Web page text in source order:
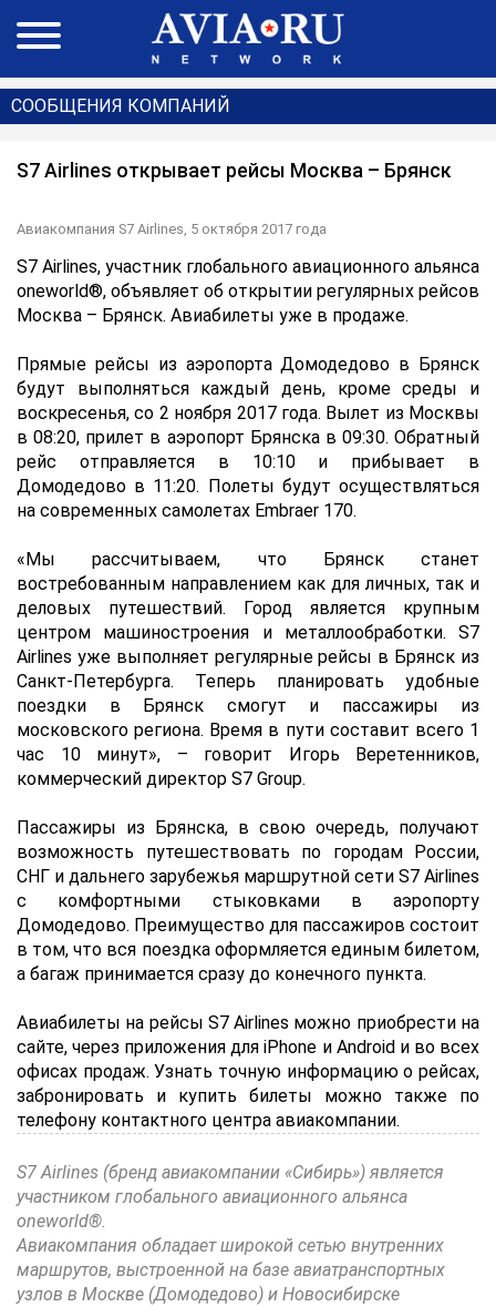
СООБЩЕНИЯ КОМПАНИЙ
S7 Airlines открывает рейсы Москва – Брянск
Авиакомпания S7 Airlines, 5 октября 2017 года
S7 Airlines, участник глобального авиационного альянса
oneworld®, объявляет об открытии регулярных рейсов
Москва – Брянск. Авиабилеты уже в продаже.
Прямые рейсы из аэропорта Домодедово в Брянск
будут выполняться каждый день, кроме среды и
воскресенья, со 2 ноября 2017 года. Вылет из Москвы
в 08:20, прилет в аэропорт Брянска в 09:30. Обратный
рейс отправляется в 10:10 и прибывает в
Домодедово в 11:20. Полеты будут осуществляться
на современных самолетах Embraer 170.
«Мы рассчитываем, что Брянск станет
востребованным направлением как для личных, так и
деловых путешествий. Город является крупным
центром машиностроения и металлообработки. S7
Airlines уже выполняет регулярные рейсы в Брянск из
Санкт-Петербурга. Теперь планировать удобные
поездки в Брянск смогут и пассажиры из
московского региона. Время в пути составит всего 1
час 10 минут», – говорит Игорь Веретенников,
коммерческий директор S7 Group.
Пассажиры из Брянска, в свою очередь, получают
возможность путешествовать по городам России,
СНГ и дальнего зарубежья маршрутной сети S7 Airlines
с комфортными стыковками в аэропорту
Домодедово. Преимущество для пассажиров состоит
в том, что вся поездка оформляется единым билетом,
а багаж принимается сразу до конечного пункта.
Авиабилеты на рейсы S7 Airlines можно приобрести на
сайте, через приложения для iPhone и Android и во всех
офисах продаж. Узнать точную информацию о рейсах,
забронировать и купить билеты можно также по
телефону контактного центра авиакомпании.
S7 Airlines (бренд авиакомпании «Сибирь») является
участником глобального авиационного альянса
oneworld®.
Авиакомпания обладает широкой сетью внутренних
маршрутов, выстроенной на базе авиатранспортных
узлов в Москве (Домодедово) и Новосибирске